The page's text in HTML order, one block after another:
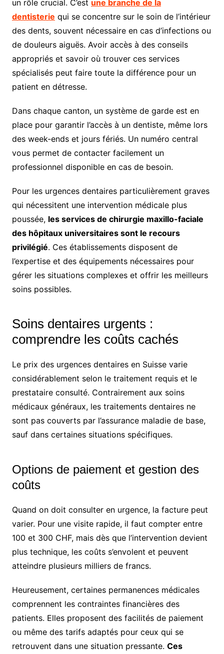
un rôle crucial. C’est une branche de la
dentisterie qui se concentre sur le soin de l’intérieur
des dents, souvent nécessaire en cas d’infections ou
de douleurs aiguës. Avoir accès à des conseils
appropriés et savoir où trouver ces services
spécialisés peut faire toute la différence pour un
patient en détresse.
Dans chaque canton, un système de garde est en
place pour garantir l’accès à un dentiste, même lors
des week-ends et jours fériés. Un numéro central
vous permet de contacter facilement un
professionnel disponible en cas de besoin.
Pour les urgences dentaires particulièrement graves
qui nécessitent une intervention médicale plus
poussée, les services de chirurgie maxillo-faciale
des hôpitaux universitaires sont le recours
privilégié. Ces établissements disposent de
l’expertise et des équipements nécessaires pour
gérer les situations complexes et offrir les meilleurs
soins possibles.
Soins dentaires urgents :
comprendre les coûts cachés
Le prix des urgences dentaires en Suisse varie
considérablement selon le traitement requis et le
prestataire consulté. Contrairement aux soins
médicaux généraux, les traitements dentaires ne
sont pas couverts par l’assurance maladie de base,
sauf dans certaines situations spécifiques.
Options de paiement et gestion des
coûts
Quand on doit consulter en urgence, la facture peut
varier. Pour une visite rapide, il faut compter entre
100 et 300 CHF, mais dès que l’intervention devient
plus technique, les coûts s’envolent et peuvent
atteindre plusieurs milliers de francs.
Heureusement, certaines permanences médicales
comprennent les contraintes financières des
patients. Elles proposent des facilités de paiement
ou même des tarifs adaptés pour ceux qui se
retrouvent dans une situation pressante. Ces